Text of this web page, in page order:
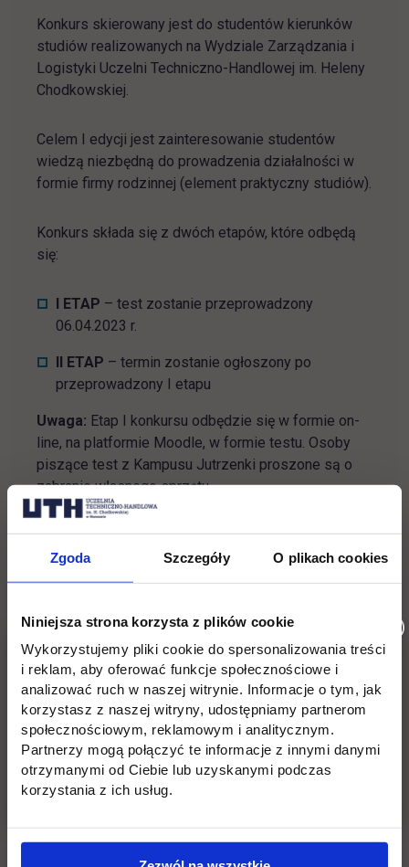
Zgoda Szczegóły O plikach cookies
Niniejsza strona korzysta z plików cookie
Wykorzystujemy pliki cookie do spersonalizowania treści
i reklam, aby oferować funkcje społecznościowe i
analizować ruch w naszej witrynie. Informacje o tym, jak
korzystasz z naszej witryny, udostępniamy partnerom
społecznościowym, reklamowym i analitycznym.
Partnerzy mogą połączyć te informacje z innymi danymi
otrzymanymi od Ciebie lub uzyskanymi podczas
korzystania z ich usług.
Konkurs skierowany jest do studentów kierunków
studiów realizowanych na Wydziale Zarządzania i
Logistyki Uczelni Techniczno-Handlowej im. Heleny
Chodkowskiej.
Celem I edycji jest zainteresowanie studentów
wiedzą niezbędną do prowadzenia działalności w
formie firmy rodzinnej (element praktyczny studiów).
Konkurs składa się z dwóch etapów, które odbędą
się:
I ETAP – test zostanie przeprowadzony
06.04.2023 r.
II ETAP – termin zostanie ogłoszony po
przeprowadzony I etapu
Uwaga: Etap I konkursu odbędzie się w formie on-
line, na platformie Moodle, w formie testu. Osoby
piszące test z Kampusu Jutrzenki proszone są o
zabranie własnego sprzętu.
I ETAP
II ETAP
Uczestnik Konkursu, któremu zostanie przyznana I
nagroda uzyska jednomiesięczne stypendium
(rozumiane jako zwolnienie z czesnego za jeden
miesiąc (czerwiec) w roku akademickim, w którym
odbywa się Konkurs), ufundowane przez Rektora
nagrody rzeczowe. Wszyscy laureaci zostaną